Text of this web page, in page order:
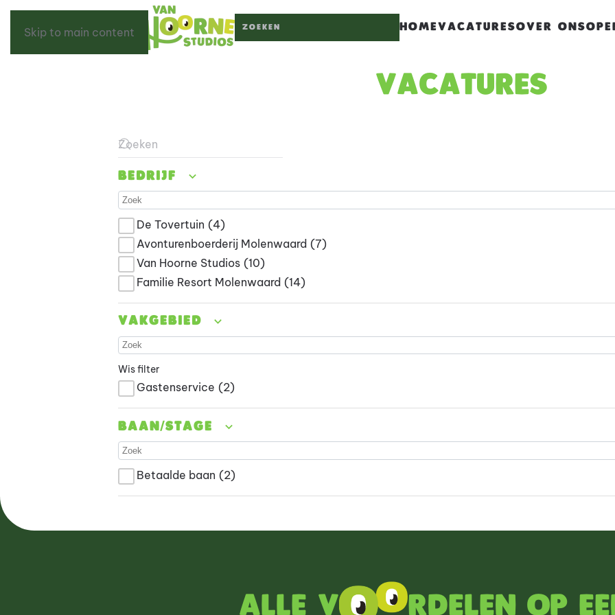
Skip to main content HOME VACATURESOVER ONS
Vacatures
Bedrijf
De Tovertuin (4)
Avonturenboerderij Molenwaard (7)
Van Hoorne Studios (10)
Familie Resort Molenwaard (14)
Vakgebied
Wis filter
Gastenservice (2)
Baan/stage
Betaalde baan (2)
Alle v rdelen op